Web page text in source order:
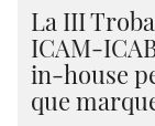
La III
ICAM-
in-house
que